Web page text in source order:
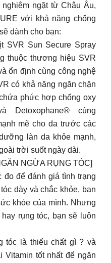
ngặt từ Châu Âu,
với khả năng chống
dành cho bạn:
SVR Sun Secure Spray
thuộc thương hiệu SVR
ổn định cùng công nghệ
có khả năng ngăn chặn
phức hợp chống oxy
Detoxophane® cùng
mẽ cho da trước các
làn da khỏe mạnh,
trời suốt ngày dài.
NGỪA RỤNG TÓC]
để đánh giá tình trạng
dày và chắc khỏe, bạn
khỏe của mình. Nhưng
rụng tóc, bạn sẽ luôn
tóc là thiếu chất gì ? và
Vitamin tốt nhất để ngăn